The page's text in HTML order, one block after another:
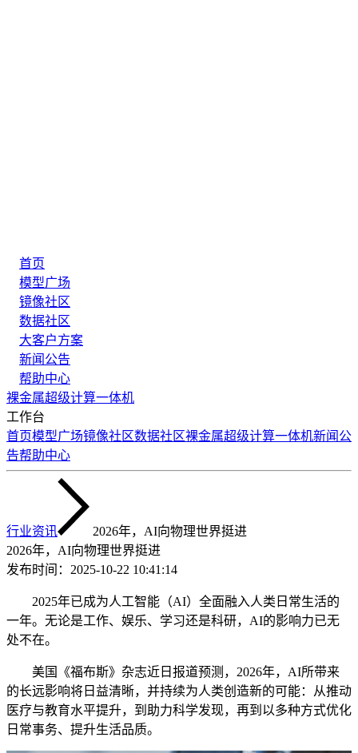
首页
模型广场
镜像社区
数据社区
大客户方案
新闻公告
帮助中心
裸金属超级计算一体机
工作台
首页模型广场镜像社区数据社区裸金属超级计算一体机新闻公
告帮助中心
行业资讯
2026年，AI向物理世界挺进
2026年，AI向物理世界挺进
发布时间： 2025-10-22 10:41:14
2025年已成为人工智能（AI）全面融入人类日常生活的
一年。无论是工作、娱乐、学习还是科研，AI的影响力已无
处不在。
美国《福布斯》杂志近日报道预测，2026年，AI所带来
的长远影响将日益清晰，并持续为人类创造新的可能：从推动
医疗与教育水平提升，到助力科学发现，再到以多种方式优化
日常事务、提升生活品质。